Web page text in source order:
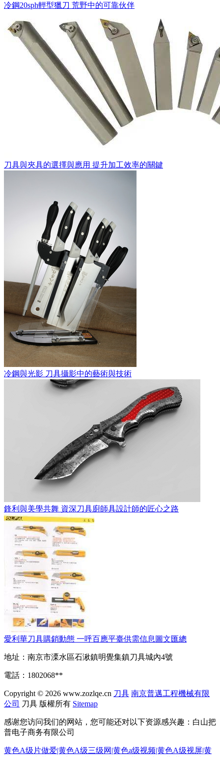
冷鋼20sph輕型獵刀 荒野中的可靠伙伴
刀具與夾具的選擇與應用 提升加工效率的關鍵
冷鋼與光影 刀具攝影中的藝術與技術
鋒利與美學共舞 資深刀具廚師具設計師的匠心之路
愛利華刀具購銷動態 一呼百應平臺供需信息圖文匯總
地址：南京市溧水區石湫鎮明覺集鎮刀具城內4號
電話：1802068**
Copyright © 2026 www.zozlqe.cn 刀具 南京普邁工程機械有限
公司 刀具 版權所有 Sitemap
感谢您访问我们的网站，您可能还对以下资源感兴趣：白山把
普电子商务有限公司
黄色A级片做爱|黄色A级三级网|黄色a级视频|黄色A级视屏|黄